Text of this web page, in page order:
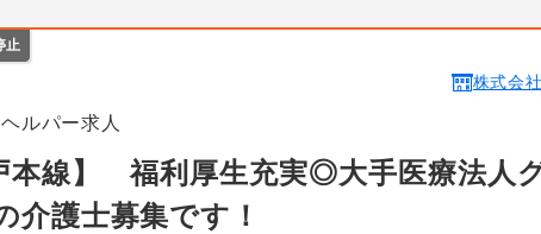
止
株式会
ルパー求人
本線】 福利厚生充実◎大手医療法人
介護士募集です！